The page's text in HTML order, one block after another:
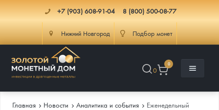
+7 (903) 608-91-04 8 (800) 500-08-77
Нижний Новгород Подбор монет
0
0
Главная Новости Аналитика и события
Еженедельный